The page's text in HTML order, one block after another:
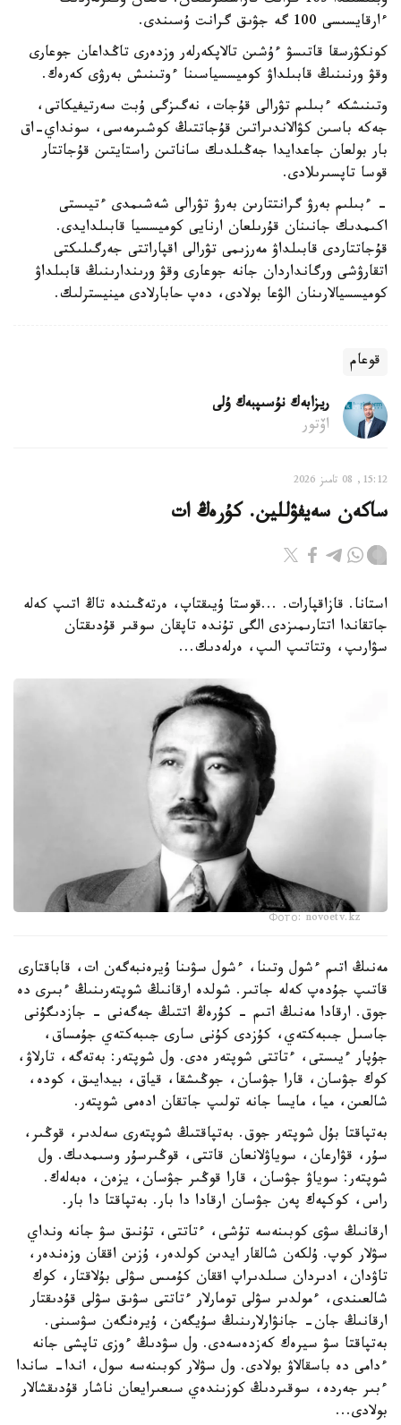
ءارقايسىسى 100 گە جۋىق گرانت ۇسىندى.
كونكۋرسقا قاتىسۋ ءۇشىن تالاپكەرلەر وزدەرى تاڭداعان جوعارى
وقۋ ورنىنىڭ قابىلداۋ كوميسسياسىنا ءوتىنىش بەرۋى كەرەك.
وتىنىشكە ءبىلىم تۋرالى قۇجات، نەگىزگى ۇبت سەرتيفيكاتى،
جەكە باسىن كۋالاندىراتىن قۇجاتتىڭ كوشىرمەسى، سونداي-اق
بار بولعان جاعدايدا جەڭىلدىك ساناتىن راستايتىن قۇجاتتار
قوسا تاپسىرىلادى.
- ءبىلىم بەرۋ گرانتتارىن بەرۋ تۋرالى شەشىمدى ءتيىستى
اكىمدىك جانىنان قۇرىلعان ارنايى كوميسسيا قابىلدايدى.
قۇجاتتاردى قابىلداۋ مەرزىمى تۋرالى اقپاراتتى جەرگىلىكتى
اتقارۋشى ورگانداردان جانە جوعارى وقۋ ورىندارىنىڭ قابىلداۋ
كوميسسيالارىنان الۋعا بولادى، دەپ حابارلادى مينيسترلىك.
قوعام
ريزابەك نۇسىپبەك ۇلى
اۆتور
15:12, 08 تامىز 2026
ساكەن سەيفۋللين. كۇرەڭ ات
استانا. قازاقپارات. ...قوستا ۇيىقتاپ، ەرتەڭىندە تاڭ اتىپ كەلە
جاتقاندا اتتارىمىزدى الگى تۇندە تاپقان سوقىر قۇدىقتان
سۋارىپ، وتتاتىپ الىپ، ەرلەدىك...
Фото: novoetv.kz
مەنىڭ اتىم ءشول وتىنا، ءشول سۋىنا ۇيرەنبەگەن ات، قاباقتارى
قاتىپ جۇدەپ كەلە جاتىر. شولدە ارقانىڭ شوپتەرىنىڭ ءبىرى دە
جوق. ارقادا مەنىڭ اتىم - كۇرەڭ اتتىڭ جەگەنى - جازدىگۇنى
جاسىل جىبەكتەي، كۇزدى كۇنى سارى جىبەكتەي جۇمساق،
جۇپار ءيىستى، ءتاتتى شوپتەر ەدى. ول شوپتەر: بەتەگە، تارلاۋ،
كوك جۋسان، قارا جۋسان، جوڭىشقا، قياق، بيدايىق، كودە،
شالعىن، ميا، مايسا جانە تولىپ جاتقان ادەمى شوپتەر.
بەتپاقتا بۇل شوپتەر جوق. بەتپاقتىڭ شوپتەرى سەلدىر، قوڭىر،
سۇر، قۋارعان، سوياۋلانعان قاتتى، قوڭىرسۇر وسىمدىك. ول
شوپتەر: سوياۋ جۋسان، قارا قوڭىر جۋسان، يزەن، ەبەلەك.
راس، كوكپەك پەن جۋسان ارقادا دا بار. بەتپاقتا دا بار.
ارقانىڭ سۋى كوبىنەسە تۇشى، ءتاتتى، تۇنىق سۋ جانە ونداي
سۋلار كوپ. ۇلكەن شالقار ايدىن كولدەر، ۇزىن اققان وزەندەر،
تاۋدان، ادىردان سىلدىراپ اققان كۇمىس سۋلى بۇلاقتار، كوك
شالعىندى، ءمولدىر سۋلى تومارلار ءتاتتى سۋىق سۋلى قۇدىقتار
ارقانىڭ جان- جانۋارلارىنىڭ سۇيگەن، ۇيرەنگەن سۋسىنى.
بەتپاقتا سۋ سيرەك كەزدەسەدى. ول سۋدىڭ ءوزى تاپشى جانە
ءدامى دە باسقالاۋ بولادى. ول سۋلار كوبىنەسە سول، اندا- ساندا
ءبىر جەردە، سوقىردىڭ كوزىندەي سىعىرايعان ناشار قۇدىقشالار
بولادى...